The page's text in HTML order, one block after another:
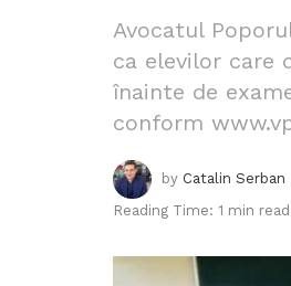
Avocatul
ca elevilor care
înainte de
conform
by Catalin Serban
Reading Time: 1 min read